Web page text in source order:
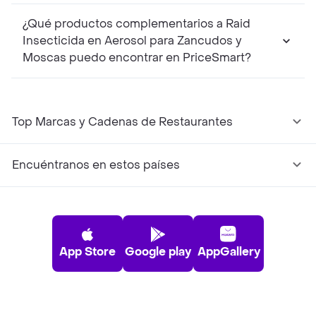
¿Qué productos complementarios a Raid
Insecticida en Aerosol para Zancudos y
Moscas puedo encontrar en PriceSmart?
Top Marcas y Cadenas de Restaurantes
Encuéntranos en estos países
App Store Google play AppGallery